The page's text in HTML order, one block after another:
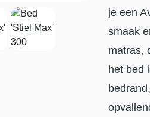
je een
smaak
matras,
het bed